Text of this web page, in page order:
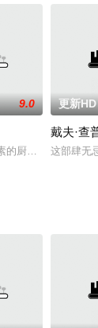
和他的传统家庭挽
前往德克萨斯州
9.0
的厨师，他拥有着
更新HD
戴夫·查
这部肆无